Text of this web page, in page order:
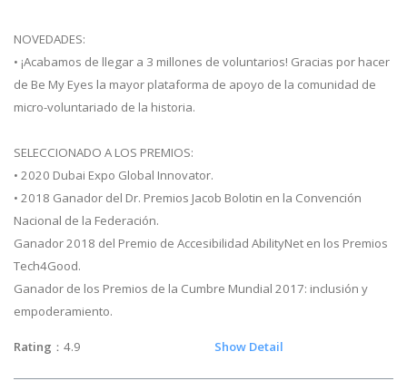
NOVEDADES:
• ¡Acabamos de llegar a 3 millones de voluntarios! Gracias por hacer
de Be My Eyes la mayor plataforma de apoyo de la comunidad de
micro-voluntariado de la historia.
SELECCIONADO A LOS PREMIOS:
• 2020 Dubai Expo Global Innovator.
• 2018 Ganador del Dr. Premios Jacob Bolotin en la Convención
Nacional de la Federación.
Ganador 2018 del Premio de Accesibilidad AbilityNet en los Premios
Tech4Good.
Ganador de los Premios de la Cumbre Mundial 2017: inclusión y
empoderamiento.
Rating ：4.9 Show Detail